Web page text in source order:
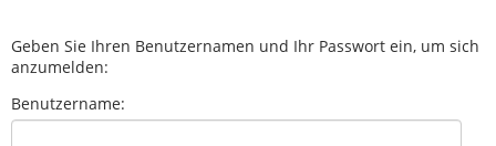
Geben Sie Ihren Benutzernamen und Ihr Passwort ein, um sich
anzumelden:
Benutzername: